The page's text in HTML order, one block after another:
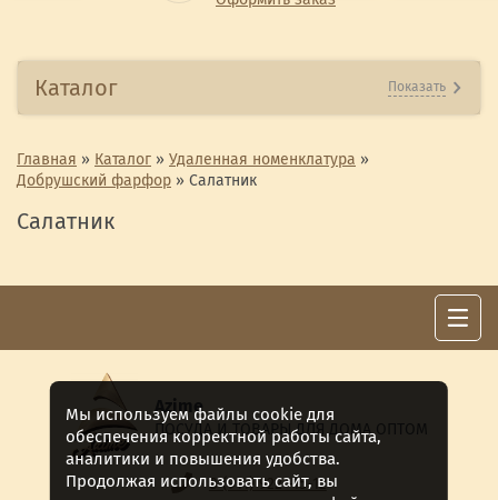
Каталог Показать
Главная » Каталог » Удаленная номенклатура »
Добрушский фарфор » Салатник
Салатник
Azime
ПОСУДА И ТОВАРЫ ДЛЯ ДОМА ОПТОМ
8 (911) 922 -15-12
Мы используем файлы cookie для
обеспечения корректной работы сайта,
аналитики и повышения удобства.
Продолжая использовать сайт, вы